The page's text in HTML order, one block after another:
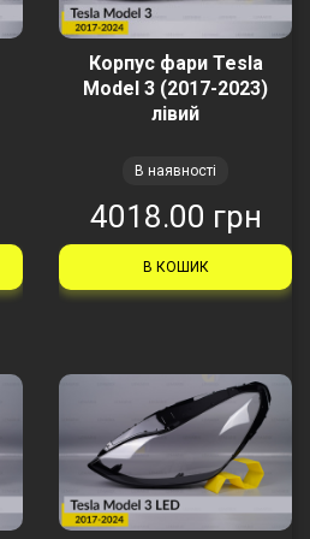
Корпус фари Tesla
Model 3 (2017-2023)
лівий
В наявності
4018.00 грн
В КОШИК